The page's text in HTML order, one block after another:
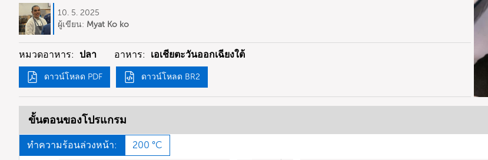
10. 5. 2025
ผู้เขียน: Myat Ko ko
หมวดอาหาร: ปลา อาหาร: เอเชียตะวันออกเฉียงใต้
ดาวน์โหลด PDF ดาวน์โหลด BR2
ขั้นตอนของโปรแกรม
ทำความร้อนล่วงหน้า: 200 °C